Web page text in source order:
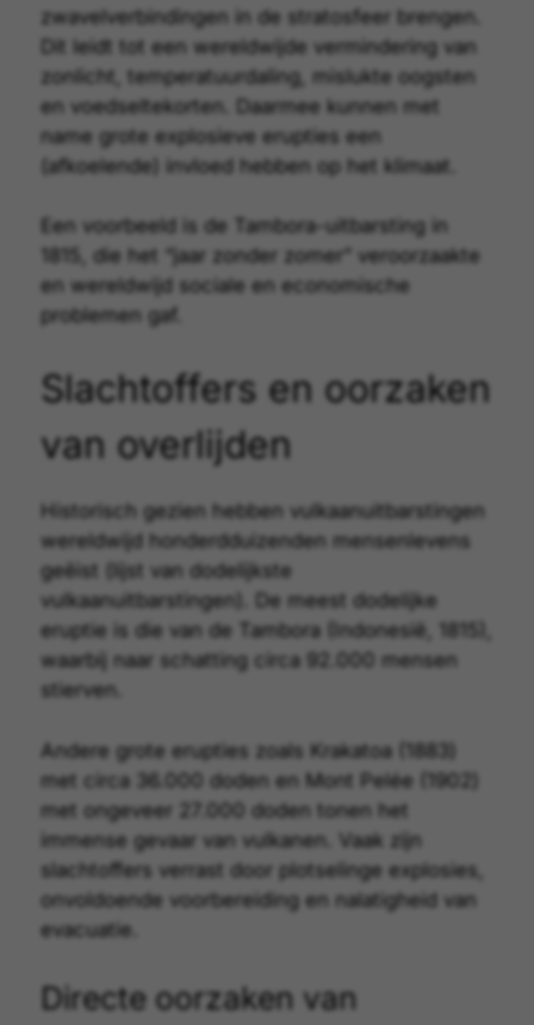
zwavelverbindingen in de stratosfeer brengen.
Dit leidt tot een wereldwijde vermindering van
zonlicht, temperatuurdaling, mislukte oogsten
en voedseltekorten. Daarmee kunnen met
name grote explosieve erupties een
(afkoelende) invloed hebben op het klimaat
Een voorbeeld is de Tambora-uitbarsting in
1815, die het “jaar zonder zomer” veroorzaakte
en wereldwijd sociale en economische
problemen gaf.
Slachtoffers en oorzaken
van overlijden
Historisch gezien hebben vulkaanuitbarstingen
wereldwijd honderdduizenden mensenlevens
geëist (
lijst van dodelijkste
vulkaanuitbarstingen ). De meest dodelijke
eruptie is die van de Tambora (Indonesië, 1815),
waarbij naar schatting circa 92.000 mensen
stierven.
Andere grote erupties zoals Krakatoa (1883)
met circa 36.000 doden en Mont Pelée (1902)
met ongeveer 27.000 doden tonen het
immense gevaar van vulkanen. Vaak zijn
slachtoffers verrast door plotselinge explosies,
onvoldoende voorbereiding en nalatigheid van
evacuatie.
Directe oorzaken van